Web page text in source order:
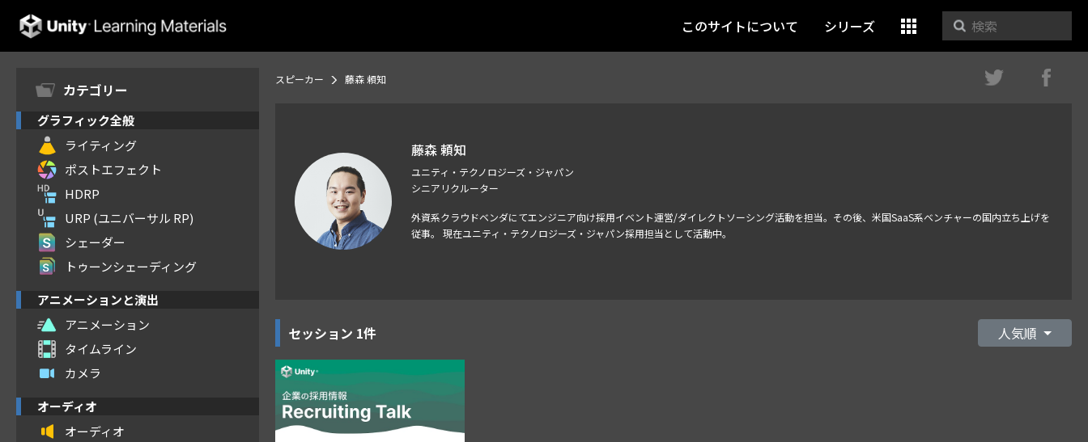
Unity Learning Materials
このサイトについて シリーズ
カテゴリー
グラフィック全般
ライティング
ポストエフェクト
HDRP
URP (ユニバーサル RP)
シェーダー
トゥーンシェーディング
アニメーションと演出
アニメーション
タイムライン
カメラ
オーディオ
オーディオ
スピーカー 藤森 頼知
藤森 頼知
ユニティ・テクノロジーズ・ジャパン
シニアリクルーター
外資系クラウドベンダにてエンジニア向け採用イベント運営/ダイレクトソーシング活動を担当。その後、米国SaaS系ベンチャーの国内立ち上げを
従事。 現在ユニティ・テクノロジーズ・ジャパン採用担当として活動中。
セッション 1件 人気順